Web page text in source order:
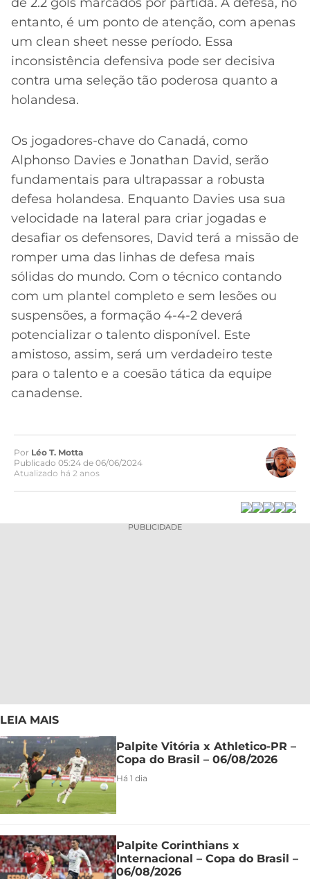
entanto, é um ponto de atenção, com apenas
um clean sheet nesse período. Essa
inconsistência defensiva pode ser decisiva
contra uma seleção tão poderosa quanto a
holandesa.
Os jogadores-chave do Canadá, como
Alphonso Davies e Jonathan David, serão
fundamentais para ultrapassar a robusta
defesa holandesa. Enquanto Davies usa sua
velocidade na lateral para criar jogadas e
desafiar os defensores, David terá a missão de
romper uma das linhas de defesa mais
sólidas do mundo. Com o técnico contando
com um plantel completo e sem lesões ou
suspensões, a formação 4-4-2 deverá
potencializar o talento disponível. Este
amistoso, assim, será um verdadeiro teste
para o talento e a coesão tática da equipe
canadense.
Por Léo T. Motta
Publicado 05:24 de 06/06/2024
Atualizado há 2 anos
PUBLICIDADE
LEIA MAIS
Palpite Vitória x Athletico-PR –
Copa do Brasil – 06/08/2026
Há 1 dia
Palpite Corinthians x
Internacional – Copa do Brasil –
06/08/2026